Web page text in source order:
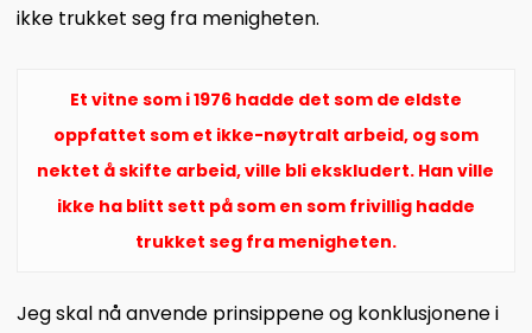
ikke trukket seg fra menigheten.
Et vitne som i 1976 hadde det som de eldste
oppfattet som et ikke-nøytralt arbeid, og som
nektet å skifte arbeid, ville bli ekskludert. Han ville
ikke ha blitt sett på som en som frivillig hadde
trukket seg fra menigheten.
Jeg skal nå anvende prinsippene og konklusjonene i